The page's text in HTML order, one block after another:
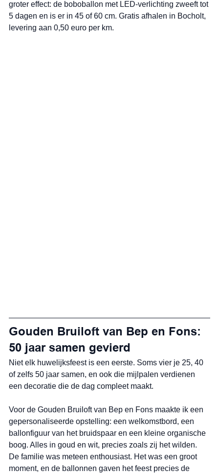
groter effect: de boboballon met LED-verlichting zweeft tot
5 dagen en is er in 45 of 60 cm. Gratis afhalen in Bocholt,
levering aan 0,50 euro per km.
Gouden Bruiloft van Bep en Fons:
50 jaar samen gevierd
Niet elk huwelijksfeest is een eerste. Soms vier je 25, 40
of zelfs 50 jaar samen, en ook die mijlpalen verdienen
een decoratie die de dag compleet maakt.
Voor de Gouden Bruiloft van Bep en Fons maakte ik een
gepersonaliseerde opstelling: een welkomstbord, een
ballonfiguur van het bruidspaar en een kleine organische
boog. Alles in goud en wit, precies zoals zij het wilden.
De familie was meteen enthousiast. Het was een groot
moment, en de ballonnen gaven het feest precies de